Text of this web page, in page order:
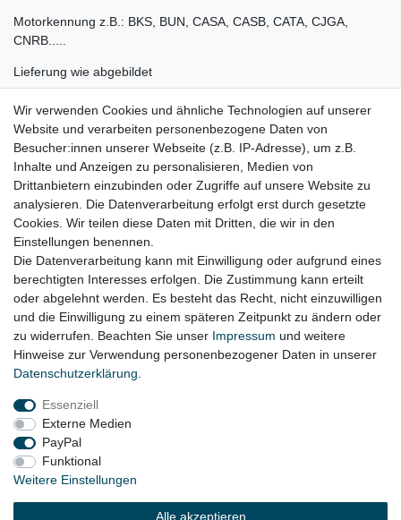
Motorkennung z.B.: BKS, BUN, CASA, CASB, CATA, CJGA,
CNRB.....
Lieferung wie abgebildet
Gerne prüfen wir für Sie anhand Ihrer Fahrgestellnummer (VIN)
ob der Artikel bei Ihrem Fahrzeug passt
für:
Audi Q7 4L Bj. 2006 - 2015
VW Touareg 7L Bj. 2006 - 2010
Lieferzeit etwa 1 bis 3 Werktage
Wir verwenden Cookies und ähnliche Technologien auf unserer
Website und verarbeiten personenbezogene Daten von
Besucher:innen unserer Webseite (z.B. IP-Adresse), um z.B.
Inhalte und Anzeigen zu personalisieren, Medien von
Drittanbietern einzubinden oder Zugriffe auf unsere Website zu
analysieren. Die Datenverarbeitung erfolgt erst durch gesetzte
Cookies. Wir teilen diese Daten mit Dritten, die wir in den
Einstellungen benennen.
Die Datenverarbeitung kann mit Einwilligung oder aufgrund eines
berechtigten Interesses erfolgen. Die Zustimmung kann erteilt
oder abgelehnt werden. Es besteht das Recht, nicht einzuwilligen
und die Einwilligung zu einem späteren Zeitpunkt zu ändern oder
zu widerrufen. Beachten Sie unser Impressum und weitere
Hinweise zur Verwendung personenbezogener Daten in unserer
Daten­schutz­erklärung
Essenziell
Externe Medien
PayPal
Funktional
Weitere Einstellungen
Alle akzeptieren
Impressum
Widerrufs­recht
© Copyright 2026 | Alle Rechte vorbehalten.